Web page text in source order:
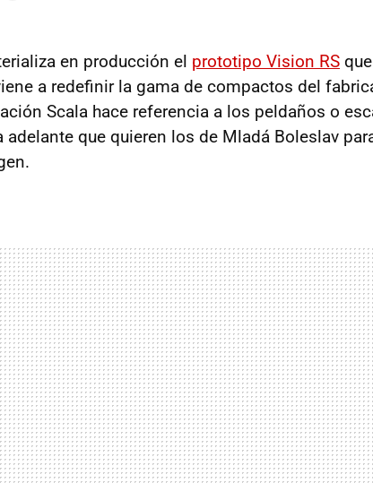
en producción el prototipo Vision RS
a redefinir la gama de compactos del
Scala hace referencia a los peldaños o
adelante que quieren los de Mladá Boleslav